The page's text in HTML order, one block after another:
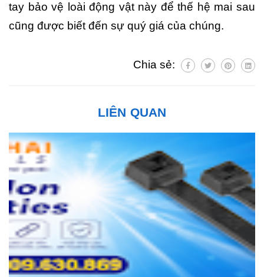
tay bảo vệ loài động vật này để thế hệ mai sau
cũng được biết đến sự quý giá của chúng.
Chia sẻ:
LIÊN QUAN